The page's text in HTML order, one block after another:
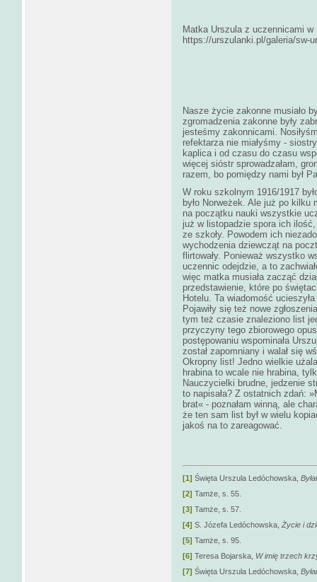
Matka Urszula z uczennicami
https://urszulanki.pl/galeria/sw-
Nasze życie zakonne musiało
zgromadzenia zakonne były
jesteśmy zakonnicami.
refektarza nie miałyśmy -
kaplica i od czasu do czasu
więcej sióstr sprowadzałam,
razem, bo pomiędzy nami był
W roku szkolnym 1916/1917
było Norweżek. Ale już po
na początku nauki wszystkie
już w listopadzie spora ich
ze szkoły. Powodem ich
wychodzenia dziewcząt na
flirtowały. Ponieważ wszystko
uczennic odejdzie, a to
więc matka musiała zacząć
przedstawienie, które po
Hotelu. Ta wiadomość
Pojawiły się też nowe
tym też czasie znaleziono list
przyczyny tego zbiorowego
postępowaniu wspominała
został zapomniany i walał się
Okropny list! Jedno wielkie
hrabina to wcale nie hrabina,
Nauczycielki brudne, jedzenie
to napisała? Z ostatnich zdań:
brat« - poznałam winną, ale
że ten sam list był w wielu
jakoś na to zareagować.
[1] Święta Urszula Ledóchowska,
[2] Tamże, s. 55.
[3] Tamże, s. 57.
[4] S. Józefa Ledóchowska, Życie i
[5] Tamże, s. 95.
[6] Teresa Bojarska, W imię trzech
[7] Święta Urszula Ledóchowska,